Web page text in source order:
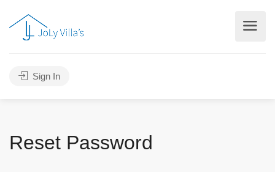
Sign In
Reset Password